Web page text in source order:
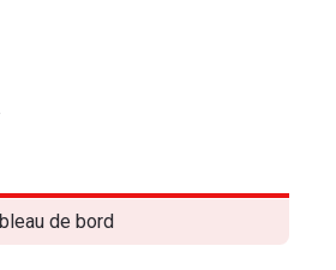
de bord